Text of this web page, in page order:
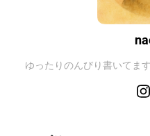
ゆったりのんびり書いてま